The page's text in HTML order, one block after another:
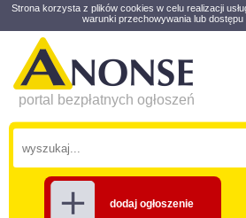
Strona korzysta z plików cookies w celu realizacji
warunki przechowywania lub
portal bezpłatnych ogłoszeń
dodaj ogłoszenie